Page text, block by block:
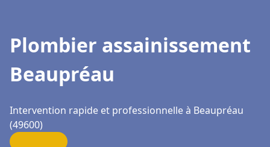
Plombier assainissement
Beaupréau
Intervention rapide et professionnelle à Beaupréau
(49600)